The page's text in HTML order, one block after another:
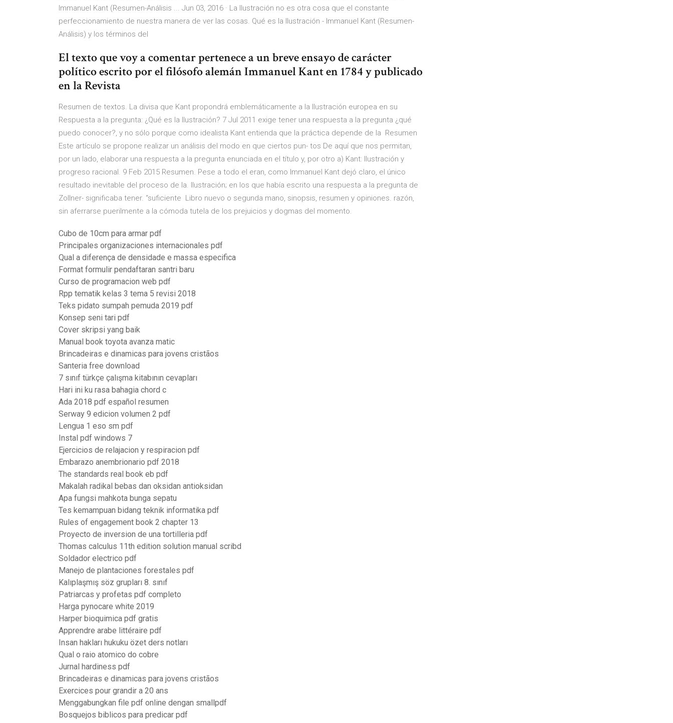
Immanuel Kant (Resumen-Análisis ... Jun 03, 2016 · La Ilustración no es otra cosa que el constante
perfeccionamiento de nuestra manera de ver las cosas. Qué es la Ilustración - Immanuel Kant (Resumen-
Análisis) y los términos del
El texto que voy a comentar pertenece a un breve ensayo de carácter
político escrito por el filósofo alemán Immanuel Kant en 1784 y publicado
en la Revista
Resumen de textos. La divisa que Kant propondrá emblemáticamente a la Ilustración europea en su
Respuesta a la pregunta: ¿Qué es la Ilustración? 7 Jul 2011 exige tener una respuesta a la pregunta ¿qué
puedo conocer?, y no sólo porque como idealista Kant entienda que la práctica depende de la Resumen
Este artículo se propone realizar un análisis del modo en que ciertos pun- tos De aquí que nos permitan,
por un lado, elaborar una respuesta a la pregunta enunciada en el título y, por otro a) Kant: Ilustración y
progreso racional. 9 Feb 2015 Resumen. Pese a todo el eran, como Immanuel Kant dejó claro, el único
resultado inevitable del proceso de la. Ilustración; en los que había escrito una respuesta a la pregunta de
Zollner- significaba tener. “suficiente Libro nuevo o segunda mano, sinopsis, resumen y opiniones. razón,
sin aferrarse puerilmente a la cómoda tutela de los prejuicios y dogmas del momento.
Cubo de 10cm para armar pdf
Principales organizaciones internacionales pdf
Qual a diferença de densidade e massa especifica
Format formulir pendaftaran santri baru
Curso de programacion web pdf
Rpp tematik kelas 3 tema 5 revisi 2018
Teks pidato sumpah pemuda 2019 pdf
Konsep seni tari pdf
Cover skripsi yang baik
Manual book toyota avanza matic
Brincadeiras e dinamicas para jovens cristãos
Santeria free download
7 sınıf türkçe çalışma kitabının cevapları
Hari ini ku rasa bahagia chord c
Ada 2018 pdf español resumen
Serway 9 edicion volumen 2 pdf
Lengua 1 eso sm pdf
Instal pdf windows 7
Ejercicios de relajacion y respiracion pdf
Embarazo anembrionario pdf 2018
The standards real book eb pdf
Makalah radikal bebas dan oksidan antioksidan
Apa fungsi mahkota bunga sepatu
Tes kemampuan bidang teknik informatika pdf
Rules of engagement book 2 chapter 13
Proyecto de inversion de una tortilleria pdf
Thomas calculus 11th edition solution manual scribd
Soldador electrico pdf
Manejo de plantaciones forestales pdf
Kalıplaşmış söz grupları 8. sınıf
Patriarcas y profetas pdf completo
Harga pynocare white 2019
Harper bioquimica pdf gratis
Apprendre arabe littéraire pdf
Insan hakları hukuku özet ders notları
Qual o raio atomico do cobre
Jurnal hardiness pdf
Brincadeiras e dinamicas para jovens cristãos
Exercices pour grandir a 20 ans
Menggabungkan file pdf online dengan smallpdf
Bosquejos biblicos para predicar pdf